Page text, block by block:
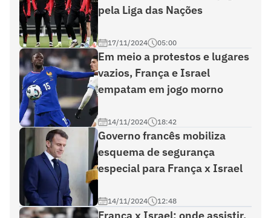
pela Liga das Nações
17/11/2024 05:00
Em meio a protestos e lugares
vazios, França e Israel
empatam em jogo morno
14/11/2024 18:42
Governo francês mobiliza
esquema de segurança
especial para França x Israel
14/11/2024 12:48